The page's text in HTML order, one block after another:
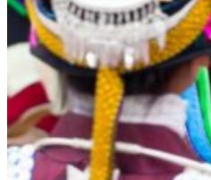
Macao 澳门
Taïwan 台湾
Shenzhen
Sud Ouest
Chongqing 重庆
Guangxi 广西
Guizhou 贵州
Hubei
Sichuan 四川
Tibet 西藏